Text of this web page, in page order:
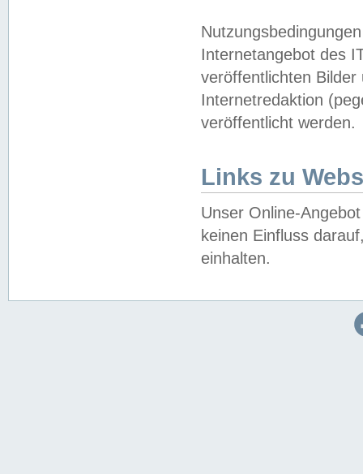
Internetangebot des
veröffentlichten
Internetredaktion
veröffentlicht werden.
Links zu
Unser Online-
keinen Einfluss
einhalten.